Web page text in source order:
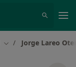
Cambiar de ciudad
Jorge Lareo